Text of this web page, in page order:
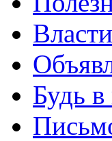
Власти
Будь в